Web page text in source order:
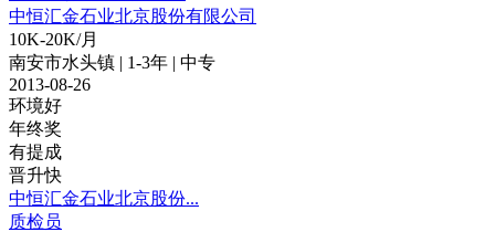
中恒汇金石业北京股份有限公司
10K-20K/月
南安市水头镇 | 1-3年 | 中专
2013-08-26
环境好
年终奖
有提成
晋升快
中恒汇金石业北京股份...
质检员